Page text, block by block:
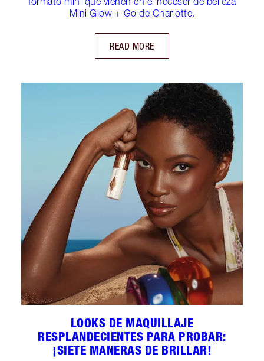
Mini Glow + Go de Charlotte.
READ MORE
LOOKS DE MAQUILLAJE
RESPLANDECIENTES PARA PROBAR:
¡SIETE MANERAS DE BRILLAR!